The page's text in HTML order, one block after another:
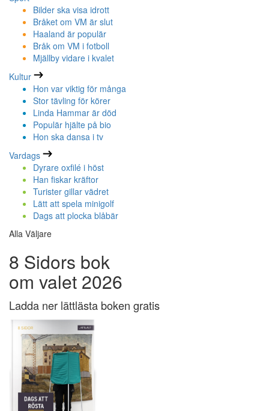
Bilder ska visa idrott
Bråket om VM är slut
Haaland är populär
Bråk om VM i fotboll
Mjällby vidare i kvalet
Kultur
Hon var viktig för många
Stor tävling för körer
Linda Hammar är död
Populär hjälte på bio
Hon ska dansa i tv
Vardags
Dyrare oxfilé i höst
Han fiskar kräftor
Turister gillar vädret
Lätt att spela minigolf
Dags att plocka blåbär
Alla Väljare
8 Sidors bok
om valet 2026
Ladda ner lättlästa boken gratis